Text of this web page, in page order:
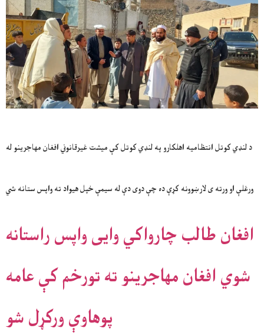
د لنډي کوتل انتظامیه اهلکارو په لنډي کوتل کې میشت غیرقانوني افغان مهاجرینو له
ورغلې او ورته ی لارښوونه کړې ده چې دوی دې له سیمې خپل هیواد ته واپس ستانه شي
افغان طالب چارواکي وایی واپس راستانه
شوي افغان مهاجرینو ته تورخم کې عامه
پوهاوې ورکړل شو